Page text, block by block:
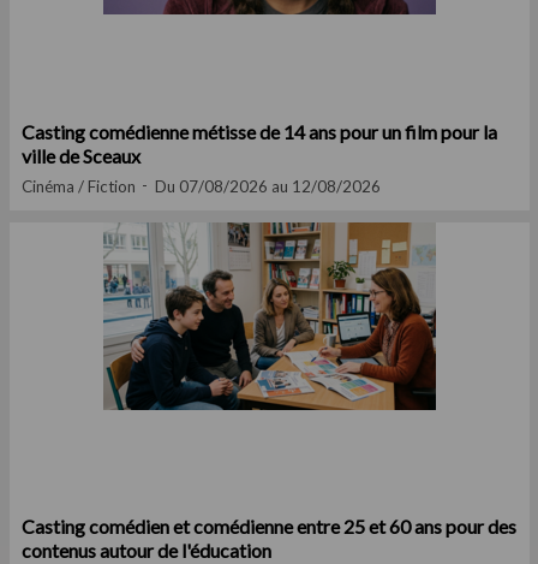
Casting comédienne métisse de 14 ans pour un film pour la
ville de Sceaux
Cinéma / Fiction Du 07/08/2026 au 12/08/2026
Casting comédien et comédienne entre 25 et 60 ans pour des
contenus autour de l'éducation